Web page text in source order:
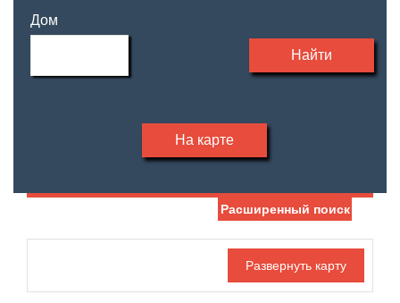
Дом
Найти
На карте
С фото
Расширенный поиск